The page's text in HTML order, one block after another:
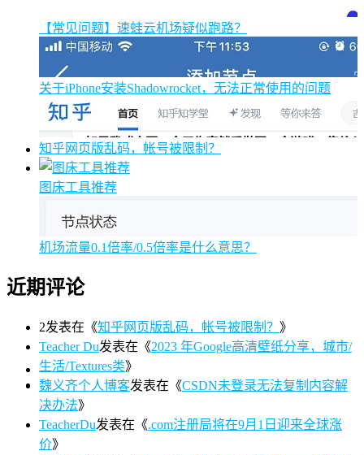
【常见问题】速蛙云机场疑似跑路？
关于iPhone安装Shadowrocket，无法正常使用的问题
知乎网页版乱码，帐号被限制？
图床工具推荐
机场流量0.1倍率/0.5倍率是什么意思？
近期评论
2发表在《知乎网页版乱码，帐号被限制？ 》
Teacher Du发表在《2023 年Google高清壁纸分享，城市/
生活/Textures类》
魏义齐个人博客发表在《CSDN未登录无法复制内容解
决办法》
TeacherDu发表在《.com注册局将在9月1日迎来全球涨
价》